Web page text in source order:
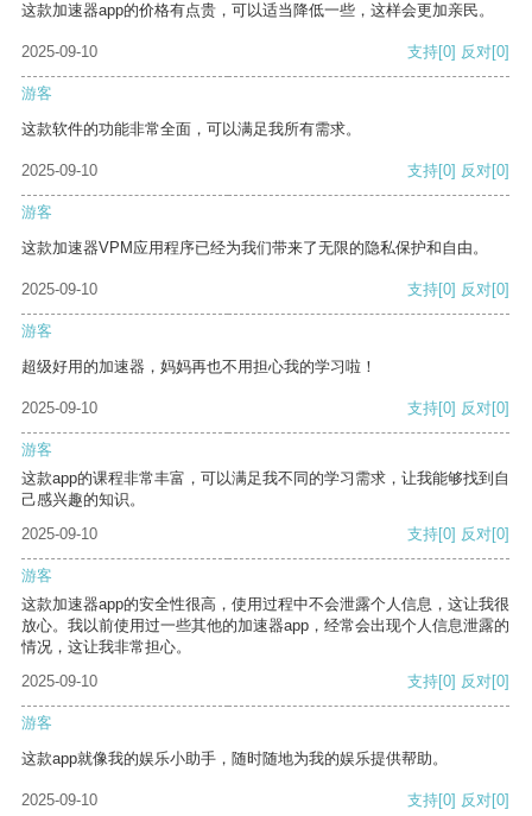
这款加速器app的价格有点贵，可以适当降低一些，这样会更加亲民。
2025-09-10 支持[0] 反对[0]
游客
这款软件的功能非常全面，可以满足我所有需求。
2025-09-10 支持[0] 反对[0]
游客
这款加速器VPM应用程序已经为我们带来了无限的隐私保护和自由。
2025-09-10 支持[0] 反对[0]
游客
超级好用的加速器，妈妈再也不用担心我的学习啦！
2025-09-10 支持[0] 反对[0]
游客
这款app的课程非常丰富，可以满足我不同的学习需求，让我能够找到自
己感兴趣的知识。
2025-09-10
支持[0] 反对[0]
游客
这款加速器app的安全性很高，使用过程中不会泄露个人信息，这让我很
放心。我以前使用过一些其他的加速器app，经常会出现个人信息泄露的
情况，这让我非常担心。
2025-09-10
支持[0] 反对[0]
游客
这款app就像我的娱乐小助手，随时随地为我的娱乐提供帮助。
2025-09-10 支持[0] 反对[0]